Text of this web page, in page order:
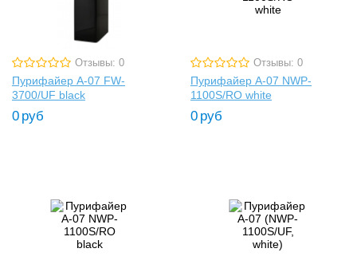
Отзывы: 0
Пурифайер A-07 FW-
3700/UF black
0 руб
Отзывы: 0
Пурифайер A-07 NWP-
1100S/RO white
0 руб